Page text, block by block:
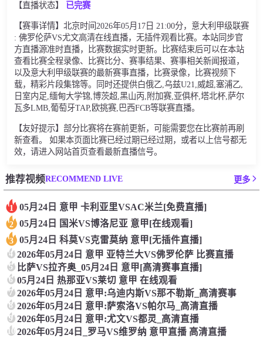
【直播状态】
已完赛
【赛事详情】北京时间2026年05月17日 21:00分，意大利甲级联赛
: 佛罗伦萨VS尤文高清在线直播，无插件观看比赛。本站同步官
方直播源准时直播，比赛数据实时更新。比赛结束后可以在本站
查看比赛全程录像、比赛比分、赛事结果、赛事相关新闻报道，
以及意大利甲级联赛的最新赛事直播，比赛录像，比赛视频下
载，精彩片段集锦等。同时还提供白俄乙,乌兹U21,威超,塞浦乙,
日室内足,缅甸大学锦,博茨超,黑山丙,附加赛,亚俱杯,塔北杯,萨尔
瓦多LMB,葡萄牙TAP,欧挑赛,巴西FCB等联赛直播。
【友好提示】部分比赛将在赛前更新，可能需要您在比赛前再刷
新查看。 如果本页面比赛已经过期已经过期，或者以上信号都无
效，请进入网站首页查看最新直播信号。
推荐视频RECOMMEND LIVE 更多
1 05月24日 意甲 卡利亚里VSAC米兰[免费直播]
2 05月24日 国米VS博洛尼亚 意甲[在线观看]
3 05月24日 科莫VS克雷莫纳 意甲[无插件直播]
4 2026年05月24日 意甲 亚特兰大VS佛罗伦萨 比赛直播
5 比萨VS拉齐奥_05月24日 意甲[高清赛事直播]
6 05月24日 热那亚VS莱切 意甲 在线观看
7 2026年05月24日 意甲:乌迪内斯VS那不勒斯_高清赛事
8 2026年05月24日 意甲:萨索洛VS帕尔马_高清直播
9 2026年05月24日 意甲:尤文VS都灵_高清直播
102026年05月24日_罗马VS维罗纳 意甲直播 高清直播